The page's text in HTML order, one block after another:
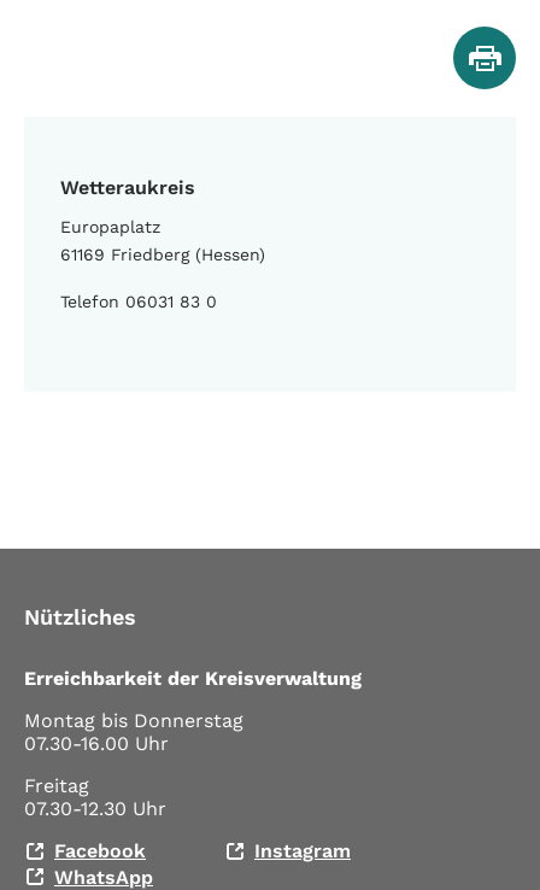
Wetteraukreis
Europaplatz
61169 Friedberg (Hessen)
Telefon 06031 83 0
Nützliches
Erreichbarkeit der Kreisverwaltung
Montag bis Donnerstag
07.30-16.00 Uhr
Freitag
07.30-12.30 Uhr
Facebook
Instagram
WhatsApp